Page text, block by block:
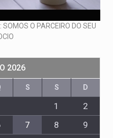
O PARCEIRO DO SEU
2026
S S D
1
2
7 8
9